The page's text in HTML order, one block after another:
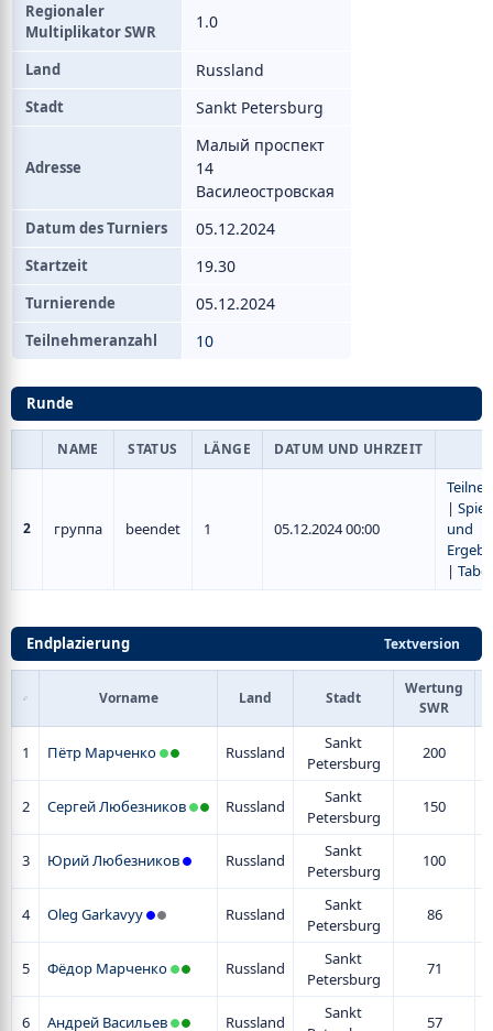
Regionaler
Multiplikator SWR
1.0
Land Russland
Stadt Sankt Petersburg
Adresse
Малый проспект
14
Василеостровская
Datum des Turniers 05.12.2024
Startzeit 19.30
Turnierende 05.12.2024
Teilnehmeranzahl 10
Runde
NAME STATUS LÄNGE DATUM UND UHRZEIT
2 группа beendet 1 05.12.2024 00:00
|
und
|
Textversion
Endplazierung
Vorname Land Stadt
Wertung
SWR
1 Пётр Марченко Russland
Sankt
Petersburg
200
2 Сергей Любезников Russland
Sankt
Petersburg
150
3 Юрий Любезников Russland
Sankt
Petersburg
100
4 Oleg Garkavyy Russland
Sankt
Petersburg
86
5 Фёдор Марченко Russland
Sankt
Petersburg
71
6 Андрей Васильев Russland
Sankt
57